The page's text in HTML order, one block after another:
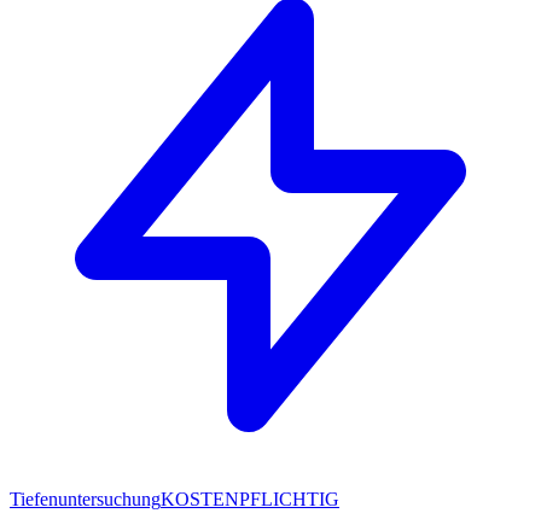
TiefenuntersuchungKOSTENPFLICHTIG